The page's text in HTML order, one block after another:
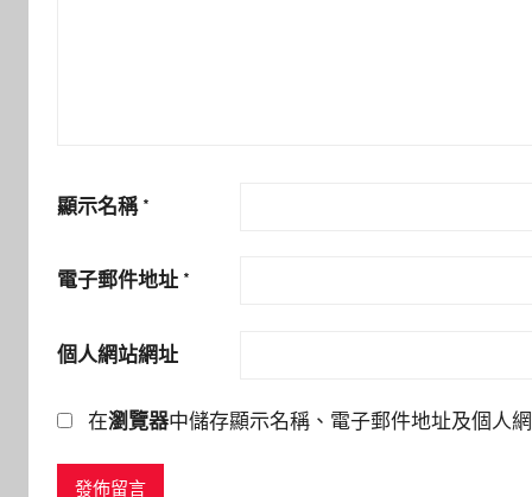
顯示名稱 *
電子郵件地址 *
個人網站網址
在瀏覽器中儲存顯示名稱、電子郵件地址及個人